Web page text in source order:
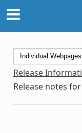
Release
Release notes